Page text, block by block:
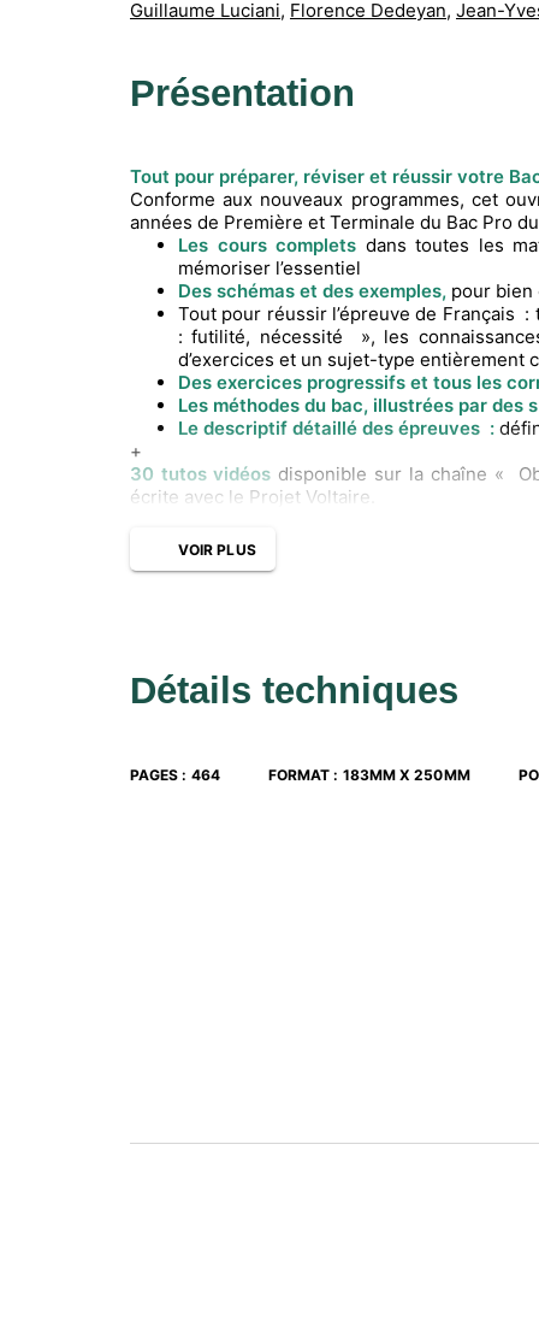
Guillaume Luciani, Florence Dedeyan, Jean-
Présentation
Tout pour préparer, réviser et réussir votre
Conforme aux nouveaux programmes, cet
années de Première et Terminale du Bac Pro
Les cours complets dans toutes les
mémoriser l’essentiel
Des schémas et des exemples, pour bien
Tout pour réussir l’épreuve de Français
: futilité, nécessité », les
d’exercices et un sujet-type entièrement
Des exercices progressifs et tous les
Les méthodes du bac, illustrées par des
Le descriptif détaillé des épreuves :
+
30 tutos vidéos disponible sur la chaîne «
écrite avec le Projet Voltaire.
VOIR PLUS
Détails techniques
PAGES : 464 FORMAT : 183MM X 250MM